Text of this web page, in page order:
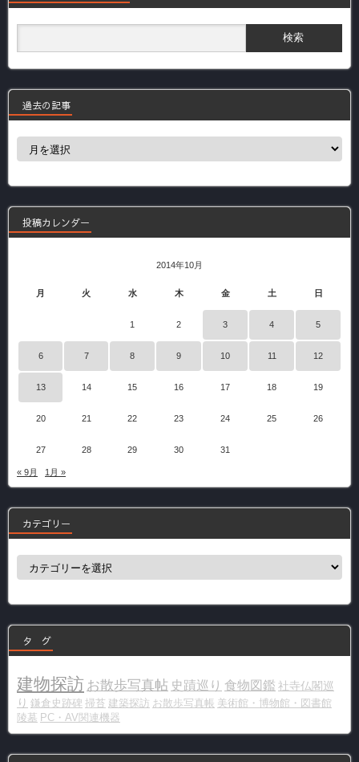
過去の記事
過
事
投稿カレンダー
2014年10月
月 火 水 木 金 土 日
1 2 3 4 5
6 7 8 9 10 11 12
13 14 15 16 17 18 19
20 21 22 23 24 25 26
27 28 29 30 31
« 9月 1月 »
カテゴリー
カ
ー
タ グ
建物探訪 お散歩写真帖 史蹟巡り 食物図鑑 社寺仏閣巡
り 鎌倉史跡碑 掃苔 建築探訪 お散歩写真帳 美術館・博物館・図書館
陵墓 PC・AV関連機器